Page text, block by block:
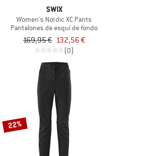
SWIX
Women's Nordic XC Pants
Pantalones de esquí de fondo
169,95 € 132,56 €
(0)
22%